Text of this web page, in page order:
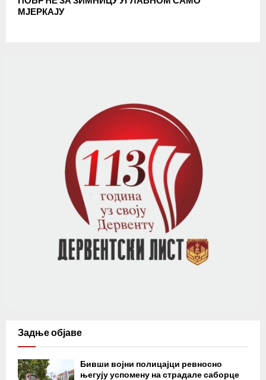
МЈЕРКАЈУ
Задње објаве
Бивши војни полицајци ревносно
његују успомену на страдале саборце